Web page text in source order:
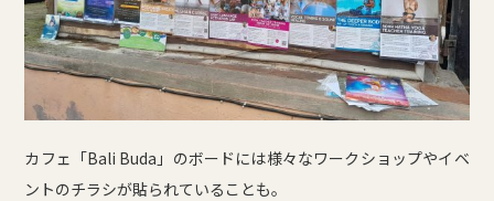
カフェ「Bali Buda」のボードには様々なワークショップやイベ
ントのチラシが貼られていることも。